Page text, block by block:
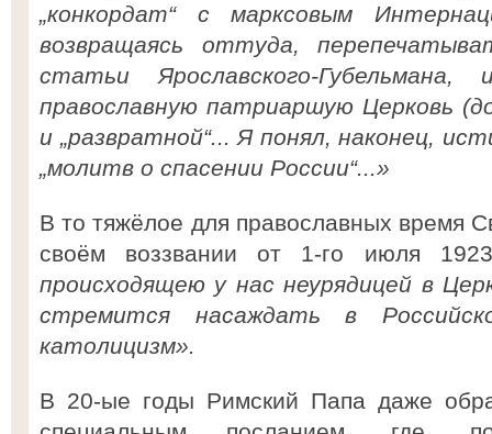
„конкордат“ с марксовым
возвращаясь оттуда,
статьи Ярославского-Губельмана,
православную патриаршую Церковь
и „развратной“... Я понял, наконец,
„молитв о спасении России“...»
В то тяжёлое для православных время
своём воззвании от 1-го июля
происходящею у нас неурядицей в
стремится насаждать в
католицизм».
В 20-ые годы Римский Папа даже